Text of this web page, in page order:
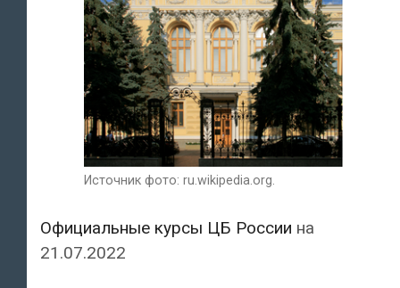
Источник фото: ru.wikipedia.org.
Официальные курсы ЦБ России на
21.07.2022